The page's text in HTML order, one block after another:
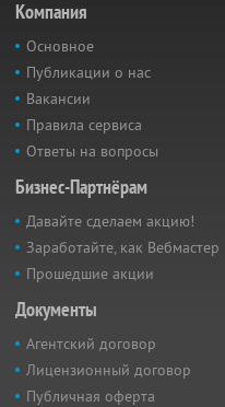
Компания
Основное
Публикации о нас
Вакансии
Правила сервиса
Ответы на вопросы
Бизнес-Партнёрам
Давайте сделаем акцию!
Заработайте, как Вебмастер
Прошедшие акции
Документы
Агентский договор
Лицензионный договор
Публичная оферта